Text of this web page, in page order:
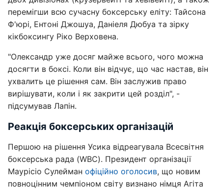
перемігши всю сучасну боксерську еліту: Тайсона
Ф'юрі, Ентоні Джошуа, Даніеля Дюбуа та зірку
кікбоксингу Ріко Верховена.
"Олександр уже досяг майже всього, чого можна
досягти в боксі. Коли він відчує, що час настав, він
ухвалить це рішення сам. Він заслужив право
вирішувати, коли і як закрити цей розділ", -
підсумував Лапін.
Реакція боксерських організацій
Першою на рішення Усика відреагувала Всесвітня
боксерська рада (WBC). Президент організації
Маурісіо Сулейман офіційно оголосив, що новим
повноцінним чемпіоном світу визнано німця Агіта